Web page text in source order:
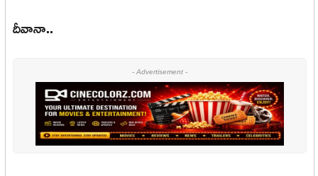
దీవానా..
- Advertisement -